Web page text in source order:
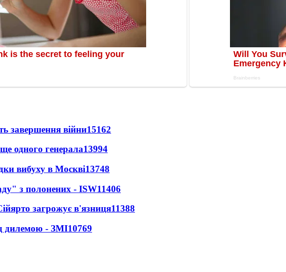
завершення війни15162
одного генерала13994
вибуху в Москві13748
з полонених - ISW11406
загрожує в'язниця11388
дилемою - ЗМІ10769